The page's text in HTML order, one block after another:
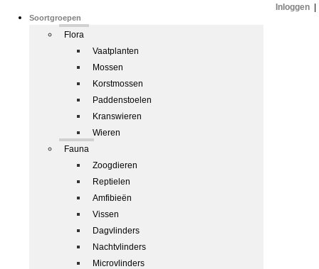
Soortgroepen
Flora
Vaatplanten
Mossen
Korstmossen
Paddenstoelen
Kranswieren
Wieren
Fauna
Zoogdieren
Reptielen
Amfibieën
Vissen
Dagvlinders
Nachtvlinders
Microvlinders
Inloggen